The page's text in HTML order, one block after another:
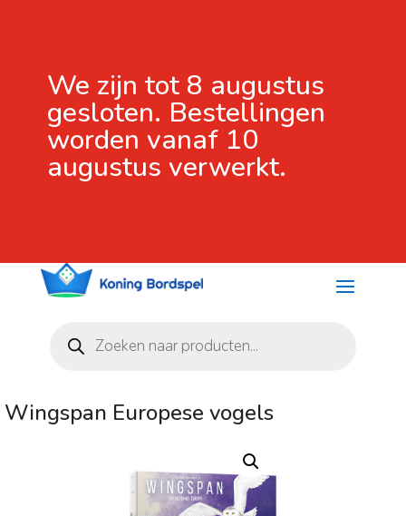
We zijn tot 8 augustus
gesloten. Bestellingen
worden vanaf 10
augustus verwerkt.
zoeken
Wingspan Europese vogels